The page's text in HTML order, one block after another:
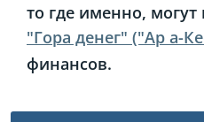
то где именно, могут
"Гора денег" ("Ар а-
финансов.